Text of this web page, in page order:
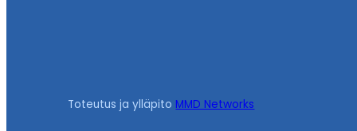
Toteutus ja ylläpito MMD Networks